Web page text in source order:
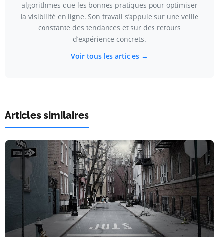
algorithmes que les bonnes pratiques pour optimiser
la visibilité en ligne. Son travail s’appuie sur une veille
constante des tendances et sur des retours
d’expérience concrets.
Voir tous les articles →
Articles similaires